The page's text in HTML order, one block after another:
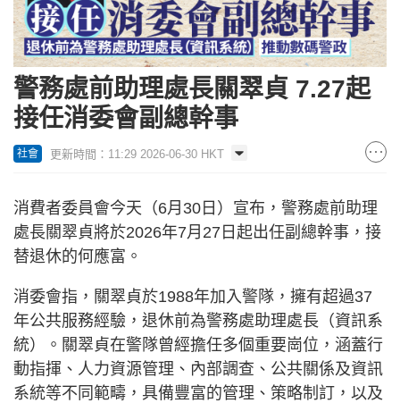
警務處前助理處長關翠貞 7.27起
接任消委會副總幹事
社會 更新時間：11:29 2026-06-30 HKT
消費者委員會今天（6月30日）宣布，警務處前助理
處長關翠貞將於2026年7月27日起出任副總幹事，接
替退休的何應富。
消委會指，關翠貞於1988年加入警隊，擁有超過37
年公共服務經驗，退休前為警務處助理處長（資訊系
統）。關翠貞在警隊曾經擔任多個重要崗位，涵蓋行
動指揮、人力資源管理、內部調查、公共關係及資訊
系統等不同範疇，具備豐富的管理、策略制訂，以及